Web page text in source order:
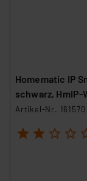
Homematic IP
schwarz, HmIP-
Artikel-Nr. 161570
1 2 3 4 5